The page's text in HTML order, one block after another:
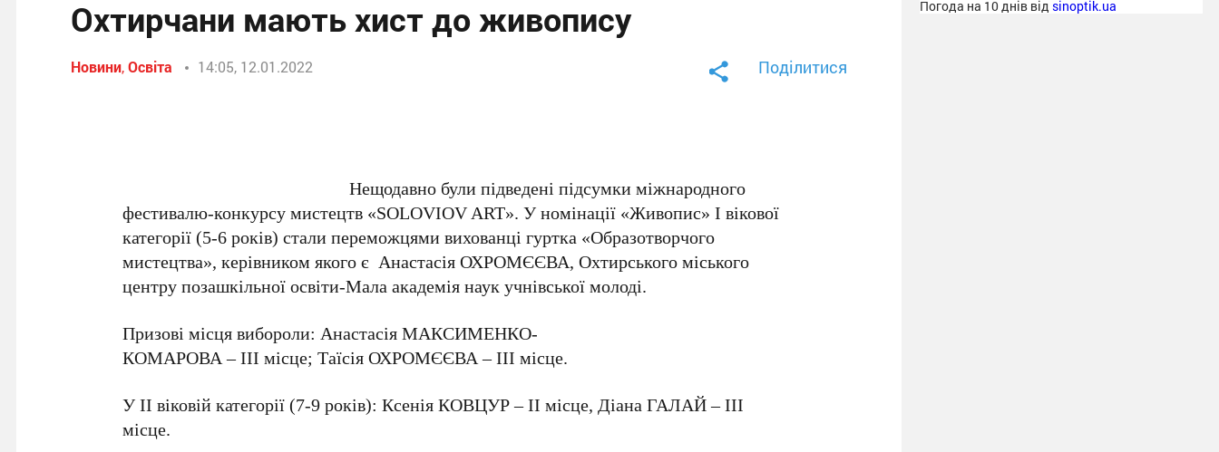
Охтирчани мають хист до живопису
Новини,Освіта 14:05, 12.01.2022 Поділитися
Нещодавно були підведені підсумки міжнародного
фестивалю-конкурсу мистецтв «SOLOVIOV ART». У номінації «Живопис» І вікової
категорії (5-6 років) стали переможцями вихованці гуртка «Образотворчого
мистецтва», керівником якого є Анастасія ОХРОМЄЄВА, Охтирського міського
центру позашкільної освіти-Мала академія наук учнівської молоді.
Призові місця вибороли: Анастасія МАКСИМЕНКО-
КОМАРОВА – ІІІ місце; Таїсія ОХРОМЄЄВА – ІІІ місце.
У ІІ віковій категорії (7-9 років): Ксенія КОВЦУР – ІІ місце, Діана ГАЛАЙ – ІІІ
місце.
Погода на 10 днів від sinoptik.ua